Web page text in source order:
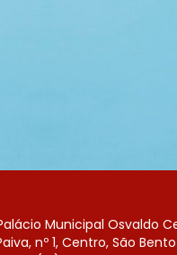
Palácio Municipal Osvaldo
nº 1, Centro, São